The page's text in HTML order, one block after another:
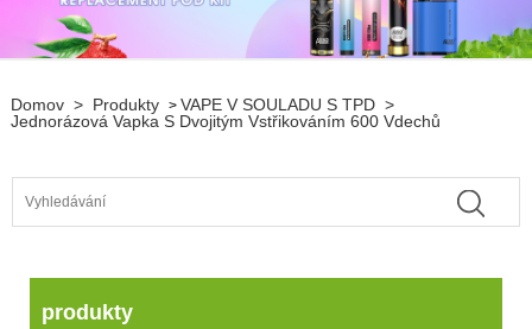
Domov > Produkty > VAPE V SOULADU S TPD >
Jednorázová Vapka S Dvojitým Vstřikováním 600 Vdechů
produkty